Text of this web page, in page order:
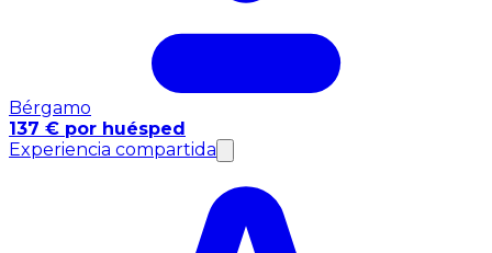
Bérgamo
137 € por huésped
Experiencia compartida